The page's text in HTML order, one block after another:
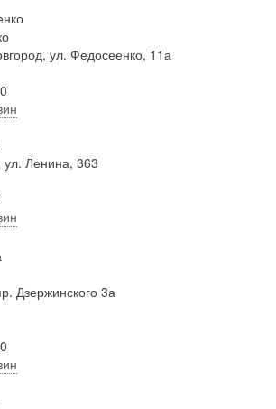
ул. Федосеенко, 11а
ул. Ленина, 363
Дзержинского 3а